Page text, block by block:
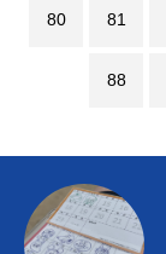
80 81
88